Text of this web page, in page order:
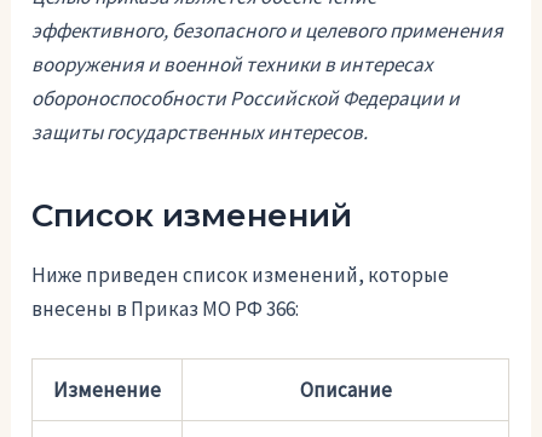
эффективного, безопасного и целевого применения
вооружения и военной техники в интересах
обороноспособности Российской Федерации и
защиты государственных интересов.
Список изменений
Ниже приведен список изменений, которые
внесены в Приказ МО РФ 366:
Изменение Описание